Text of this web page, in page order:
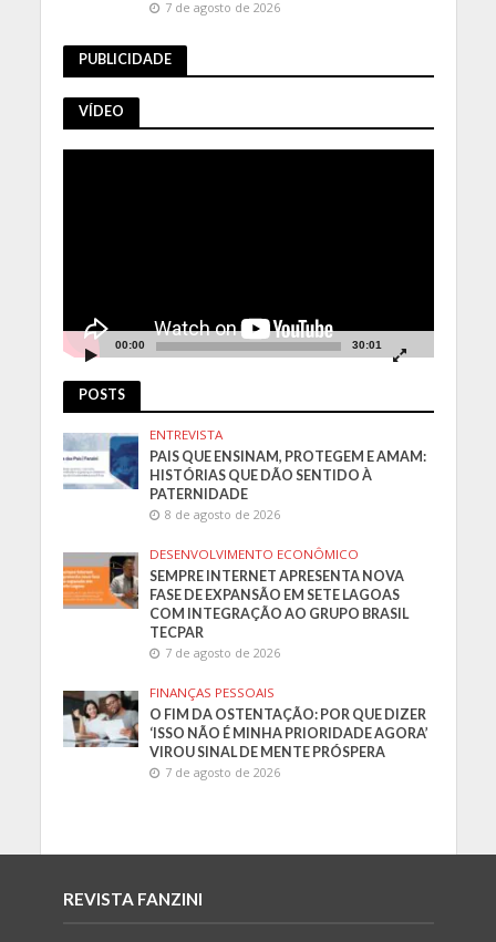
7 de agosto de 2026
PUBLICIDADE
VÍDEO
00:00 30:01
POSTS
ENTREVISTA
PAIS QUE ENSINAM, PROTEGEM E AMAM:
HISTÓRIAS QUE DÃO SENTIDO À
PATERNIDADE
8 de agosto de 2026
DESENVOLVIMENTO ECONÔMICO
SEMPRE INTERNET APRESENTA NOVA
FASE DE EXPANSÃO EM SETE LAGOAS
COM INTEGRAÇÃO AO GRUPO BRASIL
TECPAR
7 de agosto de 2026
FINANÇAS PESSOAIS
O FIM DA OSTENTAÇÃO: POR QUE DIZER
‘ISSO NÃO É MINHA PRIORIDADE AGORA’
VIROU SINAL DE MENTE PRÓSPERA
7 de agosto de 2026
REVISTA FANZINI